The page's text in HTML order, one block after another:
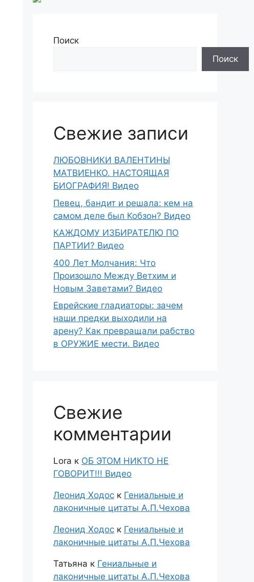
Поиск
Поиск
Свежие записи
ЛЮБОВНИКИ ВАЛЕНТИНЫ
МАТВИЕНКО. НАСТОЯЩАЯ
БИОГРАФИЯ! Видео
Певец, бандит и решала: кем на
самом деле был Кобзон? Видео
КАЖДОМУ ИЗБИРАТЕЛЮ ПО
ПАРТИИ? Видео
400 Лет Молчания: Что
Произошло Между Ветхим и
Новым Заветами? Видео
Еврейские гладиаторы: зачем
наши предки выходили на
арену? Как превращали рабство
в ОРУЖИЕ мести. Видео
Свежие
комментарии
Lora к ОБ ЭТОМ НИКТО НЕ
ГОВОРИТ!!! Видео
Леонид Ходос к Гениальные и
лаконичные цитаты А.П.Чехова
Леонид Ходос к Гениальные и
лаконичные цитаты А.П.Чехова
Татьяна к Гениальные и
лаконичные цитаты А.П.Чехова